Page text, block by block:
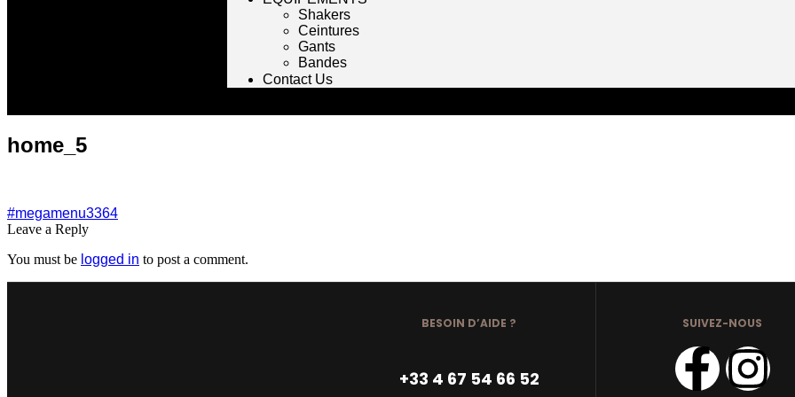
Shakers
Ceintures
Gants
Bandes
Contact Us
home_5
#megamenu3364
Leave a Reply
You must be logged in to post a comment.
BESOIN D’AIDE ?
+33 4 67 54 66 52
SUIVEZ-NOUS